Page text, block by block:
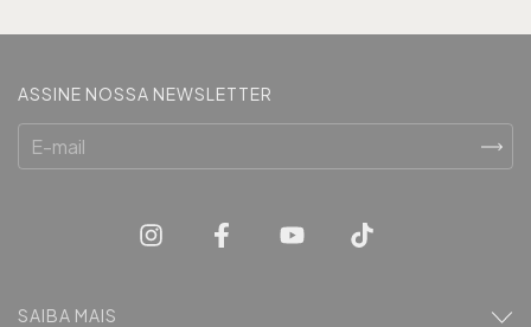
ASSINE NOSSA NEWSLETTER
SAIBA MAIS